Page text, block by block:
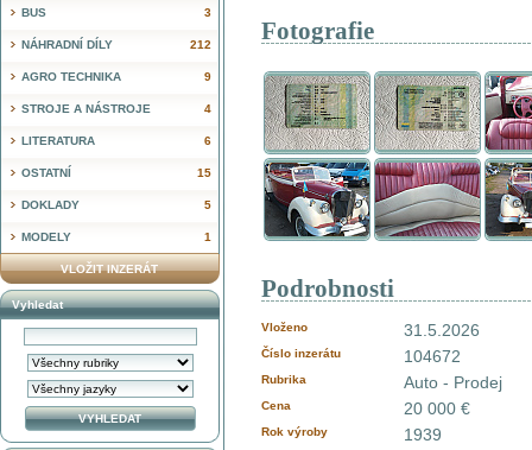
Fotografie
Podrobnosti
Vloženo 31.5.2026
Číslo inzerátu 104672
Rubrika Auto - Prodej
Cena 20 000 €
Rok výroby 1939
3
BUS
212
NÁHRADNÍ DÍLY
9
AGRO TECHNIKA
4
STROJE A NÁSTROJE
6
LITERATURA
15
OSTATNÍ
5
DOKLADY
1
MODELY
VLOŽIT INZERÁT
Vyhledat